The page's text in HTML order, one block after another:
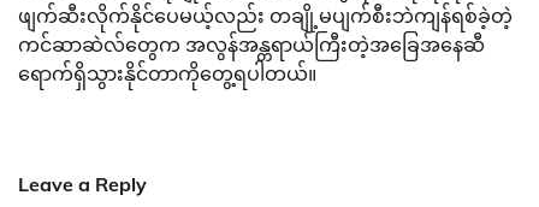
ဖျက်ဆီးလိုက်နိုင်ပေမယ့်လည်း တချို့မပျက်စီးဘဲကျန်ရစ်ခဲ့တဲ့
ကင်ဆာဆဲလ်တွေက အလွန်အန္တရာယ်ကြီးတဲ့အခြေအနေဆီ
ရောက်ရှိသွားနိုင်တာကိုတွေ့ရပါတယ်။
Leave a Reply